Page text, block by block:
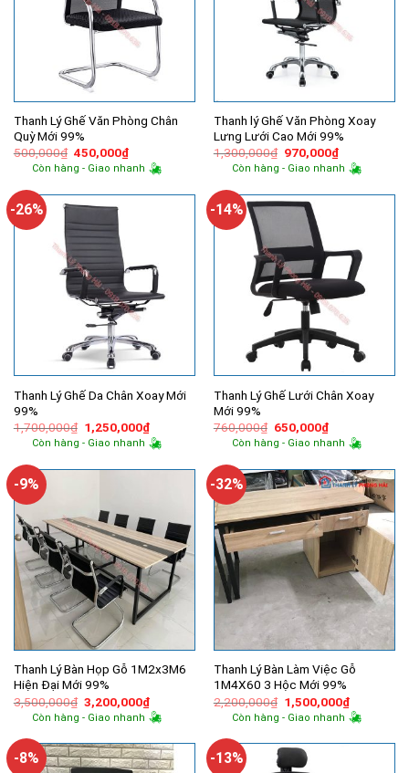
Thanh Lý Ghế Văn Phòng Chân
Quỳ Mới 99%
500,000₫ Giá
gốc
là:
450,000₫Giá
hiện
tại
450,000₫.
Còn hàng - Giao nhanh
Thanh lý Ghế Văn Phòng Xoay
Lưng Lưới Cao Mới 99%
1,300,000₫ Giá
gốc
là:
970,000₫Giá
hiện
tại
970,000₫.
Còn hàng - Giao nhanh
-26%
Thanh Lý Ghế Da Chân Xoay Mới
99%
1,700,000₫ Giá
gốc
là:
1,250,000₫Giá
hiện
tại
1,250,000₫.
Còn hàng - Giao nhanh
-14%
Thanh Lý Ghế Lưới Chân Xoay
Mới 99%
760,000₫ Giá
gốc
là:
650,000₫Giá
hiện
tại
650,000₫.
Còn hàng - Giao nhanh
-9%
Thanh Lý Bàn Họp Gỗ 1M2x3M6
Hiện Đại Mới 99%
3,500,000₫ Giá
gốc
là:
3,200,000₫Giá
hiện
tại
3,200,000₫.
Còn hàng - Giao nhanh
-32%
Thanh Lý Bàn Làm Việc Gỗ
1M4X60 3 Hộc Mới 99%
2,200,000₫ Giá
gốc
là:
1,500,000₫Giá
hiện
tại
Còn hàng - Giao nhanh
-8% -13%